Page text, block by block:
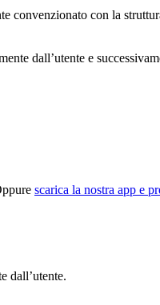
convenzionato con la
dall’utente e
scarica la nostra app e
dall’utente.